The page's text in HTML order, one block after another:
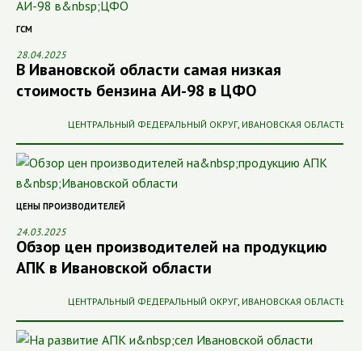
ГСМ
28.04.2025
В Ивановской области самая низкая
стоимость бензина АИ-98 в ЦФО
ЦЕНТРАЛЬНЫЙ ФЕДЕРАЛЬНЫЙ ОКРУГ, ИВАНОВСКАЯ ОБЛАСТЬ
ЦЕНЫ ПРОИЗВОДИТЕЛЕЙ
24.03.2025
Обзор цен производителей на продукцию
АПК в Ивановской области
ЦЕНТРАЛЬНЫЙ ФЕДЕРАЛЬНЫЙ ОКРУГ, ИВАНОВСКАЯ ОБЛАСТЬ